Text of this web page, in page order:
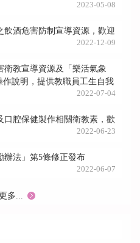
2023-05-08
酒危害防制宣導資源，歡迎
2022-12-09
衛教宣導資源及「樂活氣象
說明，提供教職員工生自我
2022-07-04
口腔保健製作相關衛教素，歡
2022-06-23
辦法」第5條修正發布
2022-06-07
多...